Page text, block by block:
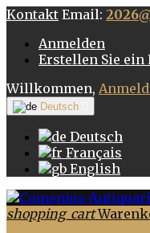
Kontakt Email:
Anmelden
Erstellen Sie ein
Willkommen,
Deutsch
Deutsch
Français
English
shopping_cart